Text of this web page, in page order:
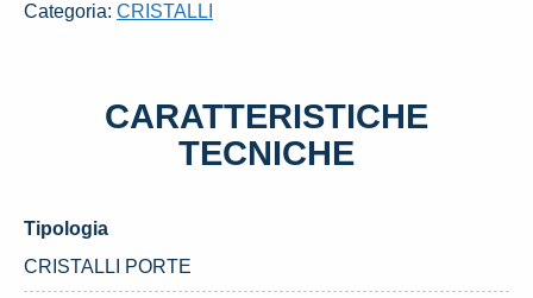
Categoria: CRISTALLI
CARATTERISTICHE
TECNICHE
Tipologia
CRISTALLI PORTE